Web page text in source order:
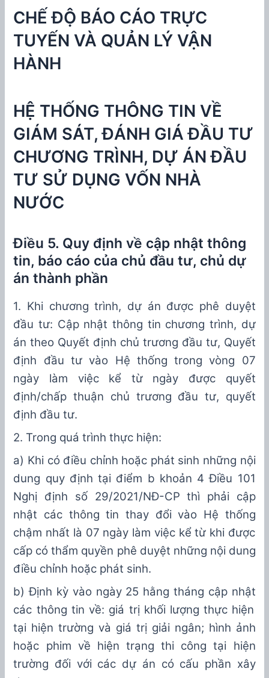
CHẾ ĐỘ BÁO CÁO TRỰC
TUYẾN VÀ QUẢN LÝ VẬN
HÀNH
HỆ THỐNG THÔNG TIN VỀ
GIÁM SÁT, ĐÁNH GIÁ ĐẦU TƯ
CHƯƠNG TRÌNH, DỰ ÁN ĐẦU
TƯ SỬ DỤNG VỐN NHÀ
NƯỚC
Điều 5. Quy định về cập nhật thông
tin, báo cáo của chủ đầu tư, chủ dự
án thành phần
1. Khi chương trình, dự án được phê duyệt
đầu tư: Cập nhật thông tin chương trình, dự
án theo Quyết định chủ trương đầu tư, Quyết
định đầu tư vào Hệ thống trong vòng 07
ngày làm việc kể từ ngày được quyết
định/chấp thuận chủ trương đầu tư, quyết
định đầu tư.
2. Trong quá trình thực hiện:
a) Khi có điều chỉnh hoặc phát sinh những nội
dung quy định tại điểm b khoản 4 Điều 101
Nghị định số 29/2021/NĐ-CP thì phải cập
nhật các thông tin thay đổivào Hệ thống
chậm nhất là 07 ngày làm việc kể từ khi được
cấp có thẩm quyền phê duyệt những nội dung
điều chỉnh hoặc phát sinh.
b)Định kỳ vào ngày 25 hằng tháng cập nhật
các thông tin về: giá trị khối lượng thực hiện
tại hiện trường và giá trị giải ngân; hình ảnh
hoặc phim về hiện trạng thi công tại hiện
trường đối với các dự án có cấu phần xây